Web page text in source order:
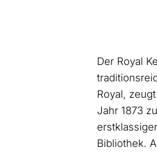
Der Royal
Royal,
Jahr 1873
Bibliothek.